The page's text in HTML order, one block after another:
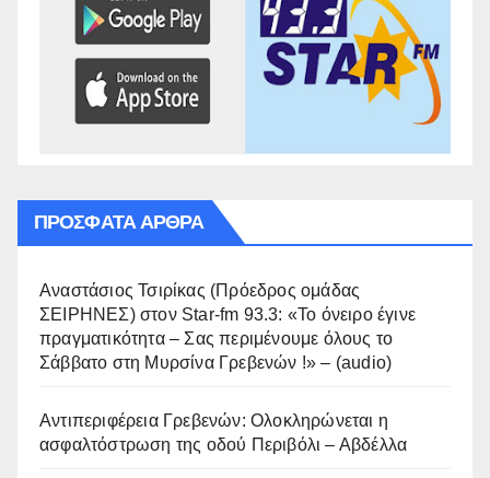
ΠΡΌΣΦΑΤΑ ΆΡΘΡΑ
Αναστάσιος Τσιρίκας (Πρόεδρος ομάδας
ΣΕΙΡΗΝΕΣ) στον Star-fm 93.3: «Το όνειρο έγινε
πραγματικότητα – Σας περιμένουμε όλους το
Σάββατο στη Μυρσίνα Γρεβενών !» – (audio)
Αντιπεριφέρεια Γρεβενών: Ολοκληρώνεται η
ασφαλτόστρωση της οδού Περιβόλι – Αβδέλλα